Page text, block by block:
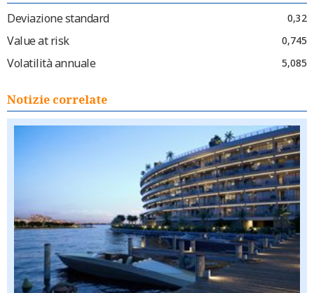
Deviazione standard
0,32
Value at risk 0,745
Volatilità annuale 5,085
Notizie correlate